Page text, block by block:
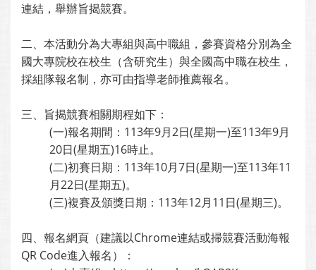
連結，舉辦旨揭競賽。
二、本活動分為大專組與高中職組，參賽資格分別為全
國大專院校在校生（含研究生）與全國高中職在校生，
採組隊報名制，亦可由指導老師推薦報名。
三、旨揭競賽相關期程如下：
(一)報名期間：113年9月2日(星期一)至113年9月
20日(星期五)16時止。
(二)初賽日期：113年10月7日(星期一)至113年11
月22日(星期五)。
(三)複賽及頒獎日期：113年12月11日(星期三)。
四、報名網頁（建議以Chrome連結或掃競賽活動海報
QR Code進入報名）：